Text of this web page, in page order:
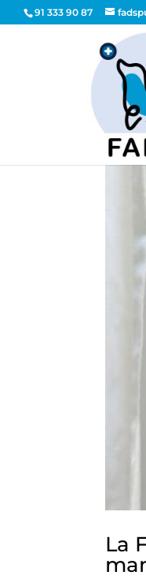
91 333 90 87
La